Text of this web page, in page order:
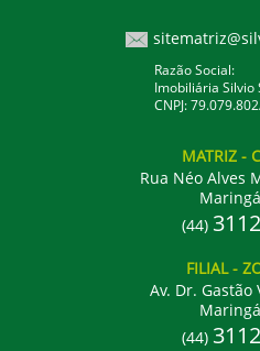
Razão Social:
Imobiliária Silvio
CNPJ:
MATRIZ -
Rua Néo Alves
(44)
FILIAL-
Av. Dr. Gastão
(44)